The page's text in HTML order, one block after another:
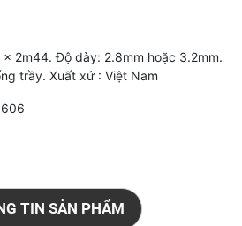
x 2m44. Độ dày: 2.8mm hoặc 3.2mm.
trầy. Xuất xứ : Việt Nam
TIN SẢN PHẨM